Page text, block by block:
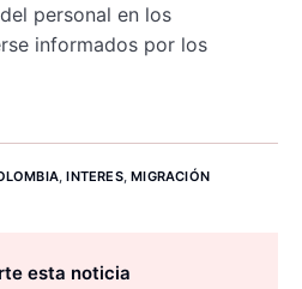
personal en los
informados por los
,INTERES,MIGRACIÓN
esta noticia